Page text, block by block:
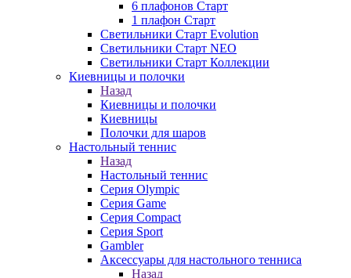
6 плафонов Старт
1 плафон Старт
Светильники Старт Evolution
Светильники Старт NEO
Светильники Старт Коллекции
Киевницы и полочки
Назад
Киевницы и полочки
Киевницы
Полочки для шаров
Настольный теннис
Назад
Настольный теннис
Серия Olympic
Серия Game
Серия Compact
Серия Sport
Gambler
Аксессуары для настольного тенниса
Назад